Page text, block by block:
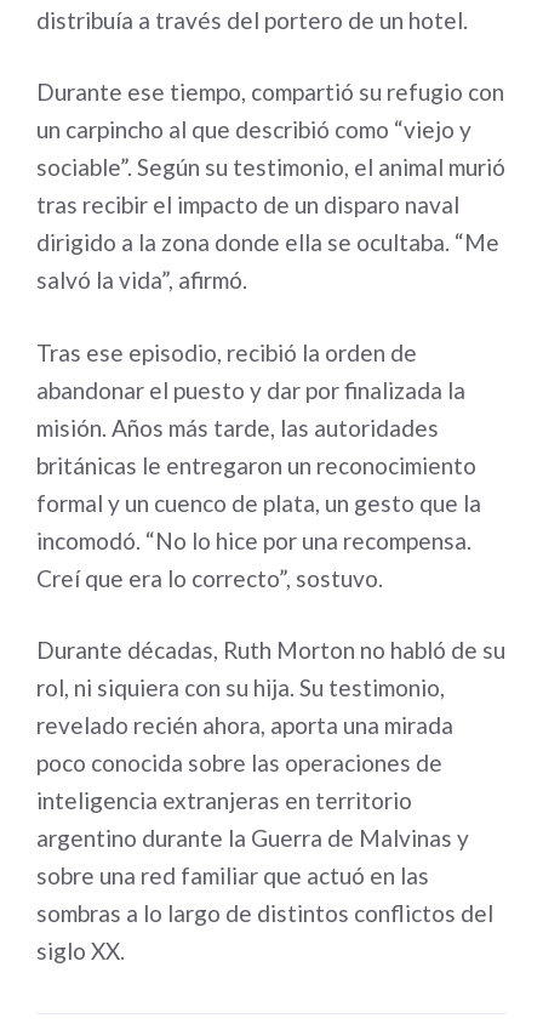
distribuía a través del portero de un hotel.
Durante ese tiempo, compartió su refugio con
un carpincho al que describió como “viejo y
sociable”. Según su testimonio, el animal murió
tras recibir el impacto de un disparo naval
dirigido a la zona donde ella se ocultaba. “Me
salvó la vida”, afirmó.
Tras ese episodio, recibió la orden de
abandonar el puesto y dar por finalizada la
misión. Años más tarde, las autoridades
británicas le entregaron un reconocimiento
formal y un cuenco de plata, un gesto que la
incomodó. “No lo hice por una recompensa.
Creí que era lo correcto”, sostuvo.
Durante décadas, Ruth Morton no habló de su
rol, ni siquiera con su hija. Su testimonio,
revelado recién ahora, aporta una mirada
poco conocida sobre las operaciones de
inteligencia extranjeras en territorio
argentino durante la Guerra de Malvinas y
sobre una red familiar que actuó en las
sombras a lo largo de distintos conflictos del
siglo XX.